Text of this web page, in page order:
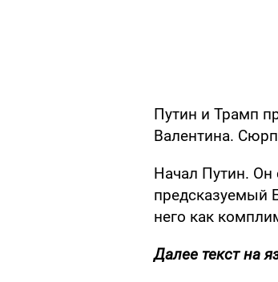
Путин и Трамп
Валентина.
Начал Путин. Он
предсказуемый
него как
Далее текст на